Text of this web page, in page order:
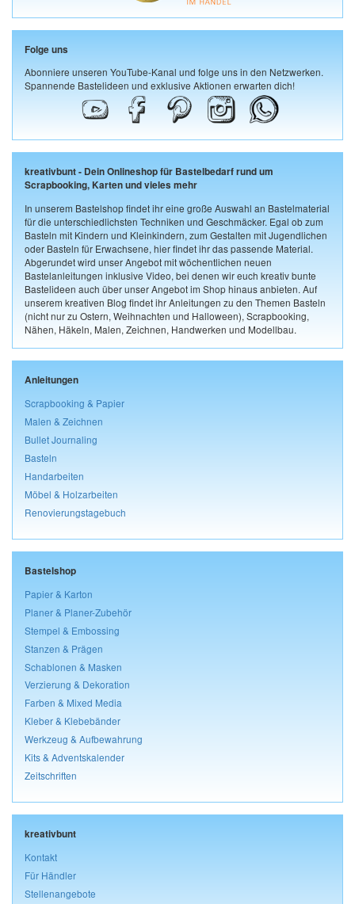
Folge uns
Abonniere unseren YouTube-Kanal und folge uns in den Netzwerken.
Spannende Bastelideen und exklusive Aktionen erwarten dich!
kreativbunt - Dein Onlineshop für Bastelbedarf rund um
Scrapbooking, Karten und vieles mehr
In unserem Bastelshop findet ihr eine große Auswahl an Bastelmaterial
für die unterschiedlichsten Techniken und Geschmäcker. Egal ob zum
Basteln mit Kindern und Kleinkindern, zum Gestalten mit Jugendlichen
oder Basteln für Erwachsene, hier findet ihr das passende Material.
Abgerundet wird unser Angebot mit wöchentlichen neuen
Bastelanleitungen inklusive Video, bei denen wir euch kreativ bunte
Bastelideen auch über unser Angebot im Shop hinaus anbieten. Auf
unserem kreativen Blog findet ihr Anleitungen zu den Themen Basteln
(nicht nur zu Ostern, Weihnachten und Halloween), Scrapbooking,
Nähen, Häkeln, Malen, Zeichnen, Handwerken und Modellbau.
Anleitungen
Scrapbooking & Papier
Malen & Zeichnen
Bullet Journaling
Basteln
Handarbeiten
Möbel & Holzarbeiten
Renovierungstagebuch
Bastelshop
Papier & Karton
Planer & Planer-Zubehör
Stempel & Embossing
Stanzen & Prägen
Schablonen & Masken
Verzierung & Dekoration
Farben & Mixed Media
Kleber & Klebebänder
Werkzeug & Aufbewahrung
Kits & Adventskalender
Zeitschriften
kreativbunt
Kontakt
Für Händler
Stellenangebote